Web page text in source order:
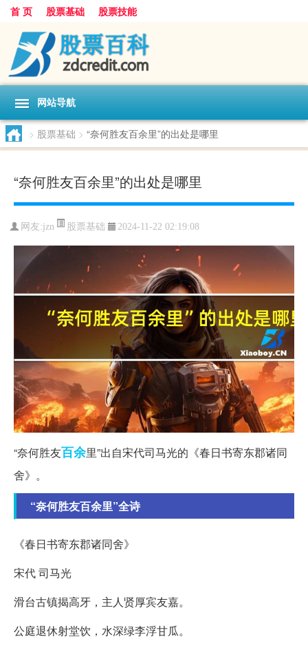
首 页 股票基础 股票技能
网站导航
> 股票基础 > “奈何胜友百余里”的出处是哪里
“奈何胜友百余里”的出处是哪里
网友:jzn 股票基础 2024-11-22 02:19:08
“奈何胜友百余里”出自宋代司马光的《春日书寄东郡诸同
舍》。
“奈何胜友百余里”全诗
《春日书寄东郡诸同舍》
宋代 司马光
滑台古镇揭高牙，主人贤厚宾友嘉。
公庭退休射堂饮，水深绿李浮甘瓜。